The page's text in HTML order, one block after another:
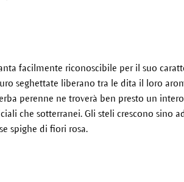
facilmente riconoscibile per il suo
seghettate liberano tra le dita il loro
perenne ne troverà ben presto un
che sotterranei. Gli steli crescono sino
spighe di fiori rosa.